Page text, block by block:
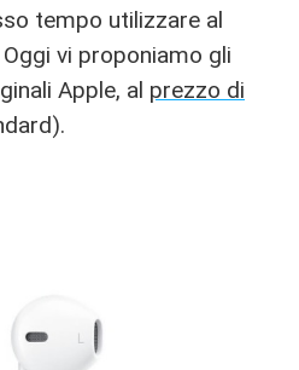
tempo utilizzare al
vi proponiamo gli
Apple, al prezzo di